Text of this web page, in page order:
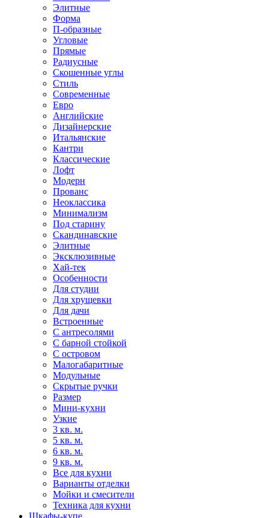
Элитные
Форма
П-образные
Угловые
Прямые
Радиусные
Скошенные углы
Стиль
Современные
Евро
Английские
Дизайнерские
Итальянские
Кантри
Классические
Лофт
Модерн
Прованс
Неоклассика
Минимализм
Под старину
Скандинавские
Элитные
Эксклюзивные
Хай-тек
Особенности
Для студии
Для хрущевки
Для дачи
Встроенные
С антресолями
С барной стойкой
С островом
Малогабаритные
Модульные
Скрытые ручки
Размер
Мини-кухни
Узкие
3 кв. м.
5 кв. м.
6 кв. м.
9 кв. м.
Все для кухни
Варианты отделки
Мойки и смесители
Техника для кухни
Шкафы-купе